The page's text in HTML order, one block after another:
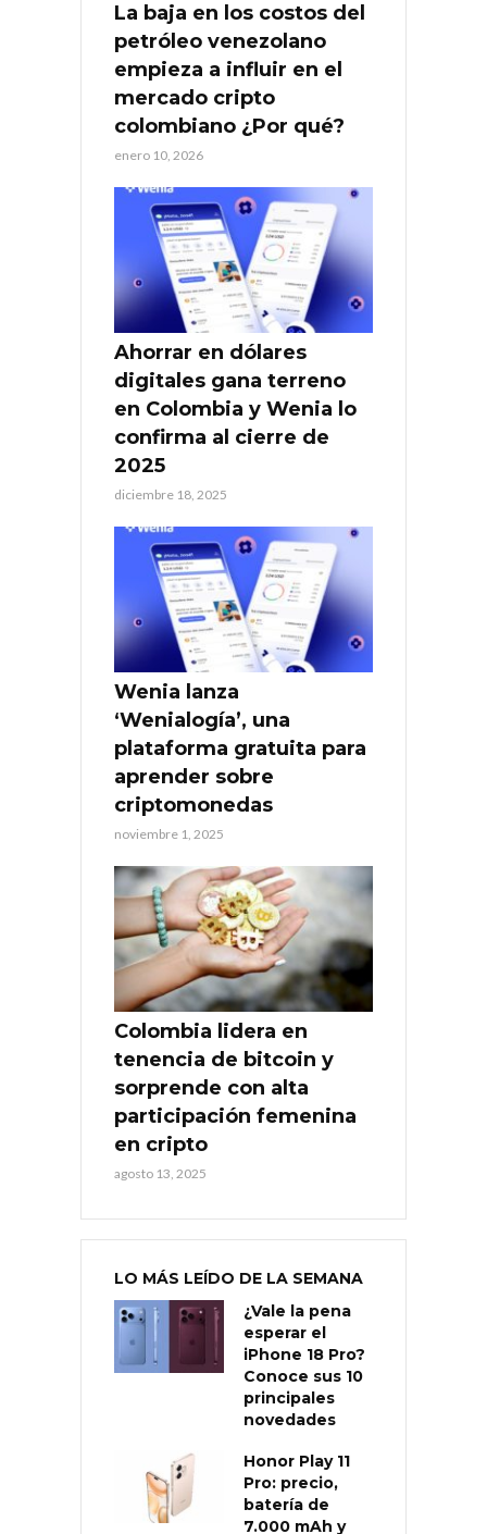
La baja en los costos del
petróleo venezolano
empieza a influir en el
mercado cripto
colombiano ¿Por qué?
enero 10, 2026
Ahorrar en dólares
digitales gana terreno
en Colombia y Wenia lo
confirma al cierre de
2025
diciembre 18, 2025
Wenia lanza
‘Wenialogía’, una
plataforma gratuita para
aprender sobre
criptomonedas
noviembre 1, 2025
Colombia lidera en
tenencia de bitcoin y
sorprende con alta
participación femenina
en cripto
agosto 13, 2025
LO MÁS LEÍDO DE LA SEMANA
¿Vale la pena
esperar el
iPhone 18 Pro?
Conoce sus 10
principales
novedades
Honor Play 11
Pro: precio,
batería de
7.000 mAh y